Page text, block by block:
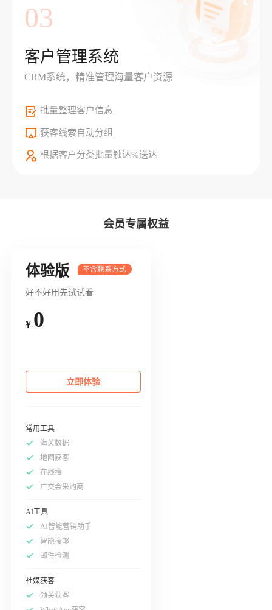
03
客户管理系统
CRM系统，精准管理海量客户资源
批量整理客户信息
获客线索自动分组
根据客户分类批量触达%送达
会员专属权益
体验版
好不好用先试试看
¥ 0
立即体验
常用工具
海关数据
地图获客
在线搜
广交会采购商
AI工具
AI智能营销助手
智能搜邮
邮件检测
社媒获客
领英获客